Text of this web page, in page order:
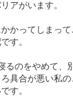
アがいます。
かってしまっ
す。
るのをやめて
具合が悪い私
す。